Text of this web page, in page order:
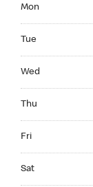
Mon
Tue
Wed
Thu
Fri
Sat